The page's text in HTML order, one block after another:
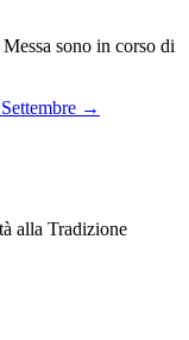
sono in corso di
→
alla Tradizione